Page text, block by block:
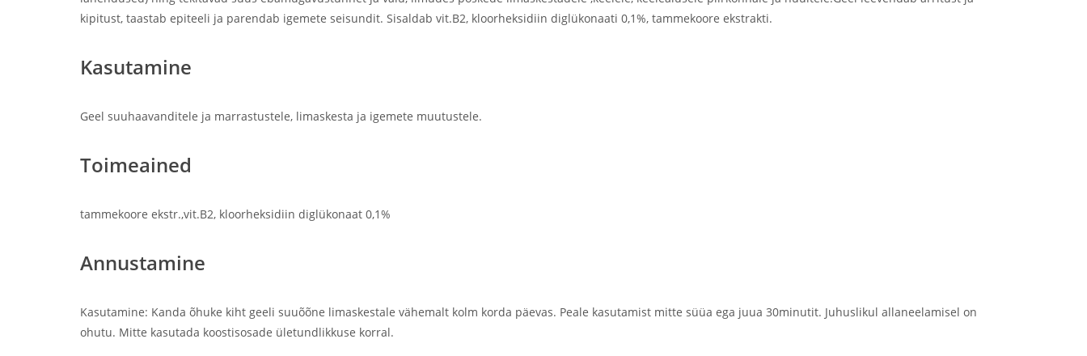
kipitust, taastab epiteeli ja parendab igemete seisundit. Sisaldab vit.B2, kloorheksidiin diglükonaati 0,1%, tammekoore ekstrakti.
Kasutamine
Geel suuhaavanditele ja marrastustele, limaskesta ja igemete muutustele.
Toimeained
tammekoore ekstr.,vit.B2, kloorheksidiin diglükonaat 0,1%
Annustamine
Kasutamine: Kanda õhuke kiht geeli suuõõne limaskestale vähemalt kolm korda päevas. Peale kasutamist mitte süüa ega juua 30minutit. Juhuslikul allaneelamisel on
ohutu. Mitte kasutada koostisosade ületundlikkuse korral.